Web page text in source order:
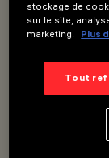
Projecteur
installation
Réalisé en
dissipation
stockage de
sur le site,
marketing.
Plus
Tout